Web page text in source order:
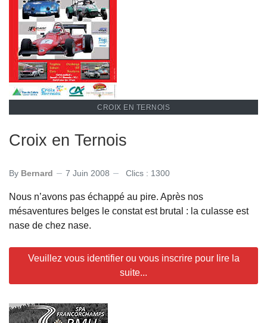
CROIX EN TERNOIS
Croix en Ternois
By Bernard 7 Juin 2008 Clics : 1300
Nous n’avons pas échappé au pire. Après nos
mésaventures belges le constat est brutal : la culasse est
nase de chez nase.
Veuillez vous identifier ou vous inscrire pour lire la
suite...